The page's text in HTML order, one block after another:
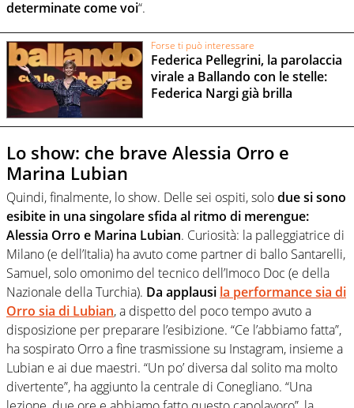
determinate come voi“.
Forse ti può interessare
Federica Pellegrini, la parolaccia
virale a Ballando con le stelle:
Federica Nargi già brilla
Lo show: che brave Alessia Orro e
Marina Lubian
Quindi, finalmente, lo show. Delle sei ospiti, solodue si sono
esibite in una singolare sfida al ritmo di merengue:
Alessia Orro e Marina Lubian. Curiosità: la palleggiatrice di
Milano (e dell’Italia) ha avuto come partner di ballo Santarelli,
Samuel, solo omonimo del tecnico dell’Imoco Doc (e della
Nazionale della Turchia). Da applausi la performance sia di
Orro sia di Lubian, a dispetto del poco tempo avuto a
disposizione per preparare l’esibizione. “Ce l’abbiamo fatta”,
ha sospirato Orro a fine trasmissione su Instagram, insieme a
Lubian e ai due maestri. “Un po’ diversa dal solito ma molto
divertente”, ha aggiunto la centrale di Conegliano. “Una